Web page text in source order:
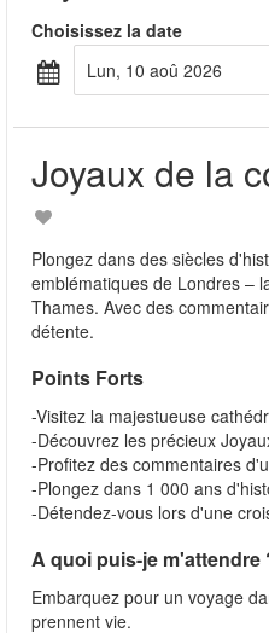
Choisissez la date
lun, 10 aoû 2026
Joyaux de la
Plongez dans des siècles
emblématiques de Londres –
Thames. Avec des
détente.
Points Forts
-Visitez la majestueuse
-Découvrez les précieux
-Profitez des commentaires
-Plongez dans 1 000 ans
-Détendez-vous lors d'une
A quoi puis-je m'attendre
Embarquez pour un voyage
prennent vie.